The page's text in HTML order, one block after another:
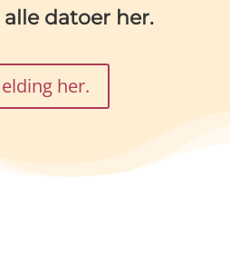
alle datoer her.
her.